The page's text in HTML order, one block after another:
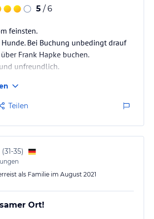
5 / 6
feinsten.
Bei Buchung unbedingt drauf
Frank Hapke buchen.
unfreundlich.
Teilen
(31-35)
als Familie im August 2021
Ort!